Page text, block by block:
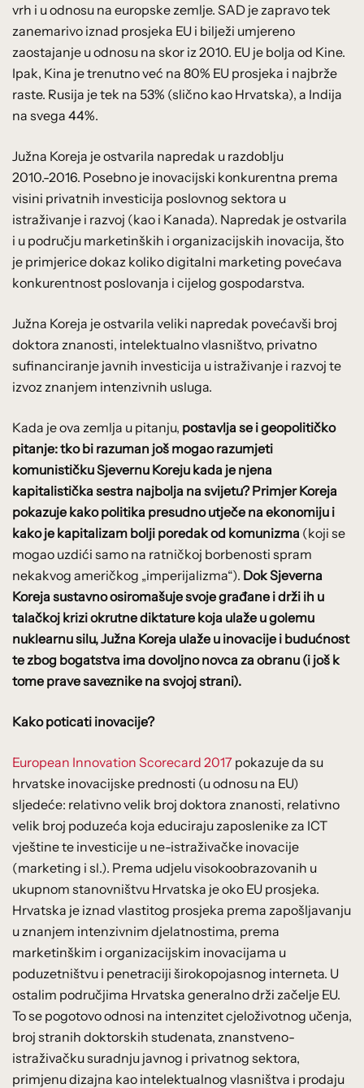
vrh i u odnosu na europske zemlje. SAD je zapravo tek
zanemarivo iznad prosjeka EU i bilježi umjereno
zaostajanje u odnosu na skor iz 2010. EU je bolja od Kine.
Ipak, Kina je trenutno već na 80% EU prosjeka i najbrže
raste. Rusija je tek na 53% (slično kao Hrvatska), a Indija
na svega 44%.
Južna Koreja je ostvarila napredak u razdoblju
2010.-2016. Posebno je inovacijski konkurentna prema
visini privatnih investicija poslovnog sektora u
istraživanje i razvoj (kao i Kanada). Napredak je ostvarila
i u području marketinških i organizacijskih inovacija, što
je primjerice dokaz koliko digitalni marketing povećava
konkurentnost poslovanja i cijelog gospodarstva.
Južna Koreja je ostvarila veliki napredak povećavši broj
doktora znanosti, intelektualno vlasništvo, privatno
sufinanciranje javnih investicija u istraživanje i razvoj te
izvoz znanjem intenzivnih usluga.
Kada je ova zemlja u pitanju, postavlja se i geopolitičko
pitanje: tko bi razuman još mogao razumjeti
komunističku Sjevernu Koreju kada je njena
kapitalistička sestra najbolja na svijetu? Primjer Koreja
pokazuje kako politika presudno utječe na ekonomiju i
kako je kapitalizam bolji poredak od komunizma (koji se
mogao uzdići samo na ratničkoj borbenosti spram
nekakvog američkog „imperijalizma“). Dok Sjeverna
Koreja sustavno osiromašuje svoje građane i drži ih u
talačkoj krizi okrutne diktature koja ulaže u golemu
nuklearnu silu, Južna Koreja ulaže u inovacije i budućnost
te zbog bogatstva ima dovoljno novca za obranu (i još k
tome prave saveznike na svojoj strani).
Kako poticati inovacije?
European Innovation Scorecard 2017 pokazuje da su
hrvatske inovacijske prednosti (u odnosu na EU)
sljedeće: relativno velik broj doktora znanosti, relativno
velik broj poduzeća koja educiraju zaposlenike za ICT
vještine te investicije u ne-istraživačke inovacije
(marketing i sl.). Prema udjelu visokoobrazovanih u
ukupnom stanovništvu Hrvatska je oko EU prosjeka.
Hrvatska je iznad vlastitog prosjeka prema zapošljavanju
u znanjem intenzivnim djelatnostima, prema
marketinškim i organizacijskim inovacijama u
poduzetništvu i penetraciji širokopojasnog interneta. U
ostalim područjima Hrvatska generalno drži začelje EU.
To se pogotovo odnosi na intenzitet cjeloživotnog učenja,
broj stranih doktorskih studenata, znanstveno-
istraživačku suradnju javnog i privatnog sektora,
primjenu dizajna kao intelektualnog vlasništva i prodaju